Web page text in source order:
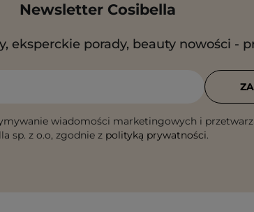
Newsletter Cosibella
eksperckie porady, beauty nowości -
wiadomości marketingowych i
sp. z o.o, zgodnie z polityką prywatności.